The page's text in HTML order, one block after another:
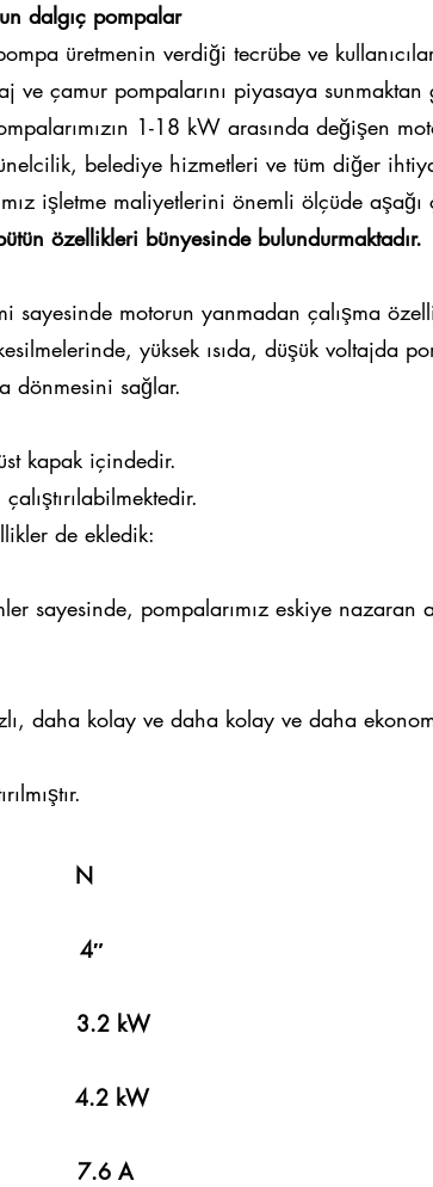
dalgıç pompalar
üretmenin verdiği tecrübe ve
çamur pompalarını piyasaya sunmaktan
1-18 kW arasında değişen
belediye hizmetleri ve tüm diğer
işletme maliyetlerini önemli ölçüde
özellikleri bünyesinde bulundurmaktadır.
sayesinde motorun yanmadan çalışma
yüksek ısıda, düşük voltajda
dönmesini sağlar.
kapak içindedir.
de ekledik:
sayesinde, pompalarımız eskiye
daha kolay ve daha kolay ve daha
N
4″
kW
4.2 kW
V 7.6 A